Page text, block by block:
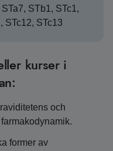
STb1, STc1,
STc12, STc13
kurser i
och
former av